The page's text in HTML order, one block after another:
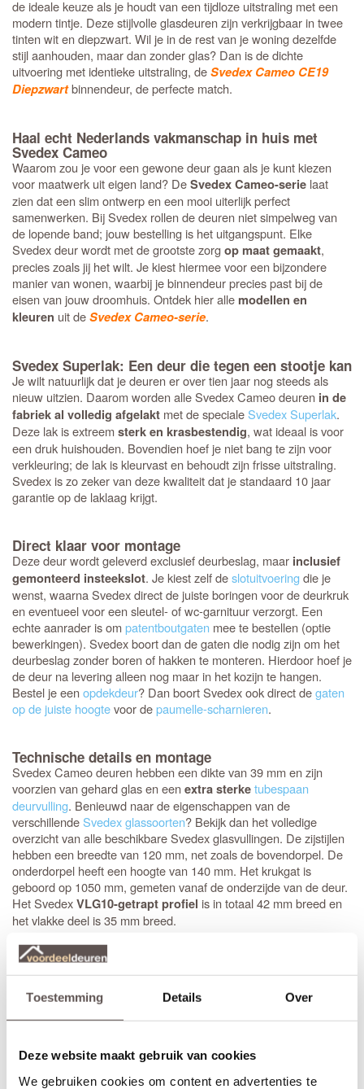
Toestemming Details Over
Deze website maakt gebruik van cookies
We gebruiken cookies om content en advertenties te
de ideale keuze als je houdt van een tijdloze uitstraling met een
modern tintje. Deze stijlvolle glasdeuren zijn verkrijgbaar in twee
tinten wit en diepzwart. Wil je in de rest van je woning dezelfde
stijl aanhouden, maar dan zonder glas? Dan is de dichte
uitvoering met identieke uitstraling, deSvedex Cameo CE19
Diepzwartbinnendeur, de perfecte match.
Haal echt Nederlands vakmanschap in huis met
Svedex Cameo
Waarom zou je voor een gewone deur gaan als je kunt kiezen
voor maatwerk uit eigen land? DeSvedex Cameo-serie laat
zien dat een slim ontwerp en een mooi uiterlijk perfect
samenwerken. Bij Svedex rollen de deuren niet simpelweg van
de lopende band; jouw bestelling is het uitgangspunt. Elke
Svedex deur wordt met de grootste zorgop maat gemaakt,
precies zoals jij het wilt. Je kiest hiermee voor een bijzondere
manier van wonen, waarbij je binnendeur precies past bij de
eisen van jouw droomhuis. Ontdek hier alle modellen en
kleuren uit deSvedex Cameo-serie.
Svedex Superlak: Een deur die tegen een stootje kan
Je wilt natuurlijk dat je deuren er over tien jaar nog steeds als
nieuw uitzien. Daarom worden alle Svedex Cameo deuren in de
fabriek al volledig afgelakt met de specialeSvedex Superlak.
Deze lak is extreemsterk en krasbestendig, wat ideaal is voor
een druk huishouden. Bovendien hoef je niet bang te zijn voor
verkleuring; de lak is kleurvast en behoudt zijn frisse uitstraling.
Svedex is zo zeker van deze kwaliteit dat je standaard 10 jaar
garantie op de laklaag krijgt.
Direct klaar voor montage
Deze deur wordt geleverd exclusief deurbeslag, maar inclusief
gemonteerd insteekslot. Je kiest zelf deslotuitvoeringdie je
wenst, waarna Svedex direct de juiste boringen voor de deurkruk
en eventueel voor een sleutel- of wc-garnituur verzorgt. Een
echte aanrader is ompatentboutgaten mee te bestellen (optie
bewerkingen). Svedex boort dan de gaten die nodig zijn om het
deurbeslag zonder boren of hakken te monteren. Hierdoor hoef je
de deur na levering alleen nog maar in het kozijn te hangen.
Bestel je eenopdekdeur? Dan boort Svedex ook direct degaten
op de juiste hoogtevoor depaumelle-scharnieren.
Technische details en montage
Svedex Cameo deuren hebben een dikte van 39 mm en zijn
voorzien van gehard glas en eenextra sterketubespaan
deurvulling. Benieuwd naar de eigenschappen van de
verschillendeSvedex glassoorten? Bekijk dan het volledige
overzicht van alle beschikbare Svedex glasvullingen. De zijstijlen
hebben een breedte van 120 mm, net zoals de bovendorpel. De
onderdorpel heeft een hoogte van 140 mm. Het krukgat is
geboord op 1050 mm, gemeten vanaf de onderzijde van de deur.
Het SvedexVLG10-getrapt profiel is in totaal 42 mm breed en
het vlakke deel is 35 mm breed.
Stompe Svedex deuren zijn altijd
Elk modelSvedex-deuris leverbaar in zowel een stompe als
afmeting. Het is voor beide uitvoeringen van belang dat je de
juiste draairichting doorgeeft tijdens het bestellen. Doordat
Svedex het slot al in de fabriek infreest, kan de deur niet